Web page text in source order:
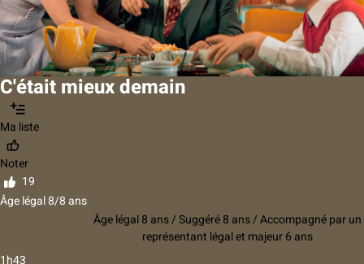
C'était mieux demain
Ma liste
Noter
19
Âge légal 8/8 ans
Âge légal 8 ans / Suggéré 8 ans / Accompagné par un
représentant légal et majeur 6 ans
1h43